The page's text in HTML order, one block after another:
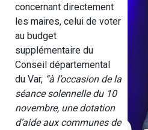
concernant directement
les maires, celui de voter
au budget
supplémentaire du
Conseil départemental
du Var, “à l’occasion de la
séance solennelle du 10
novembre, une dotation
d’aide aux communes de